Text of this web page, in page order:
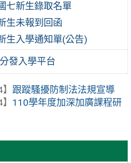
七新生錄取名單
生未報到回函
生入學通知單(公告)
發入學平台
跟蹤騷擾防制法法規宣導
110學年度加深加廣課程研